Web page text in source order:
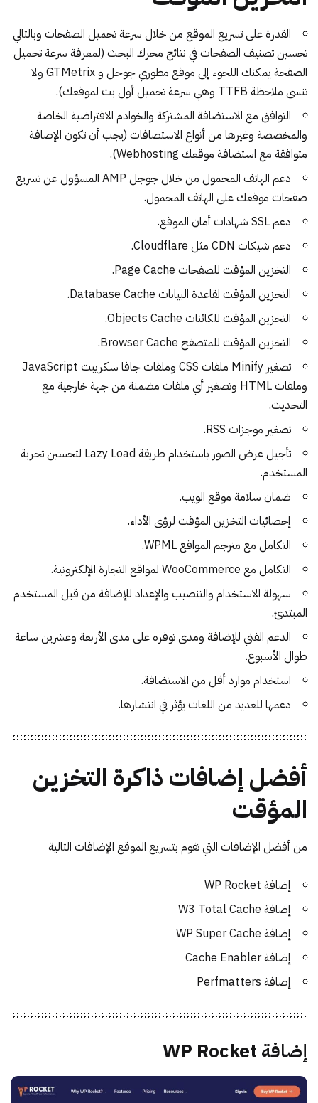
القدرة على تسريع الموقع من خلال سرعة تحميل الصفحات وبالتالي
تحسين تصنيف الصفحات في نتائج محرك البحث (لمعرفة سرعة تحميل
الصفحة يمكنك اللجوء إلى موقع مطوريجوجل وGTMetrix ولا
تنسى ملاحظة TTFB وهي سرعة تحميل أول بت لموقعك).
التوافق مع الاستضافة المشتركة والخوادم الافتراضية الخاصة
والمخصصة وغيرها من أنواع الاستضافات (يجب أن تكون الإضافة
متوافقة مع استضافة موقعك Webhosting).
دعم الهاتف المحمول من خلال جوجل AMP المسؤول عن تسريع
صفحات موقعك على الهاتف المحمول.
دعم SSL شهادات أمان الموقع.
دعم شيكات CDN مثل Cloudflare.
التخزين المؤقت للصفحات Page Cache.
التخزين المؤقت لقاعدة البيانات Database Cache.
التخزين المؤقت للكائنات Objects Cache.
التخزين المؤقت للمتصفح Browser Cache.
تصغير Minify ملفات CSS وملفات جافا سكريبت JavaScript
وملفات HTML وتصغير أي ملفات مضمنة من جهة خارجية مع
التحديث.
تصغير موجزات RSS.
تأجيل عرض الصور باستخدام طريقة Lazy Load لتحسين تجربة
المستخدم.
ضمان سلامة موقع الويب.
إحصائيات التخزين المؤقت لرؤى الأداء.
التكامل مع مترجم المواقع WPML.
التكامل مع WooCommerce لمواقع التجارة الإلكترونية.
سهولة الاستخدام والتنصيب والإعداد للإضافة من قبل المستخدم
المبتدئ.
الدعم الفني للإضافة ومدى توفره على مدى الأربعة وعشرين ساعة
طوال الأسبوع.
استخدام موارد أقل من الاستضافة.
دعمها للعديد من اللغات يؤثر في انتشارها.
أفضل إضافات ذاكرة التخزين
المؤقت
من أفضل الإضافات التي تقوم بتسريع الموقع الإضافات التالية
إضافة WP Rocket
إضافة W3 Total Cache
إضافة WP Super Cache
إضافة Cache Enabler
إضافة Perfmatters
إضافة WP Rocket